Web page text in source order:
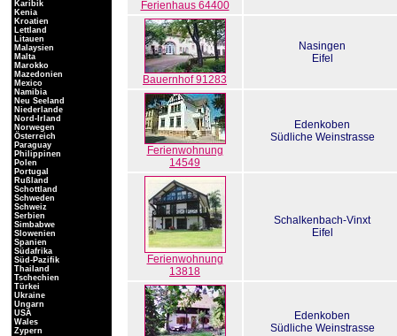
Ferienhaus 64400
Bauernhof 91283
Nasingen
Eifel
Ferienwohnung
14549
Edenkoben
Südliche Weinstrasse
Ferienwohnung
13818
Schalkenbach-Vinxt
Eifel
Edenkoben
Südliche Weinstrasse
Karibik
Kenia
Kroatien
Lettland
Litauen
Malaysien
Malta
Marokko
Mazedonien
Mexico
Namibia
Neu Seeland
Niederlande
Nord-Irland
Norwegen
Österreich
Paraguay
Philippinen
Polen
Portugal
Rußland
Schottland
Schweden
Schweiz
Serbien
Simbabwe
Slowenien
Spanien
Südafrika
Süd-Pazifik
Thailand
Tschechien
Türkei
Ukraine
Ungarn
USA
Wales
Zypern